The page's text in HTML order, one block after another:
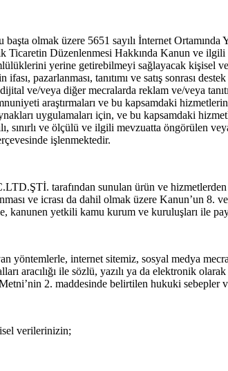
olmak üzere 5651 sayılı İnternet Ortamında
Düzenlenmesi Hakkında Kanun ve
yerine getirebilmeyi sağlayacak kişisel
pazarlanması, tanıtımı ve satış sonrası
ve/veya diğer mecralarda reklam ve/veya
araştırmaları ve bu kapsamdaki
uygulamaları için, ve bu kapsamdaki
sınırlı ve ölçülü ve ilgili mevzuatta öngörülen
işlenmektedir.
tarafından sunulan ürün ve hizmetlerden
ve icrası da dahil olmak üzere Kanun’un 8.
kanunen yetkili kamu kurum ve kuruluşları ile
internet sitemiz, sosyal medya
aracılığı ile sözlü, yazılı ya da elektronik
2. maddesinde belirtilen hukuki
verilerinizin;